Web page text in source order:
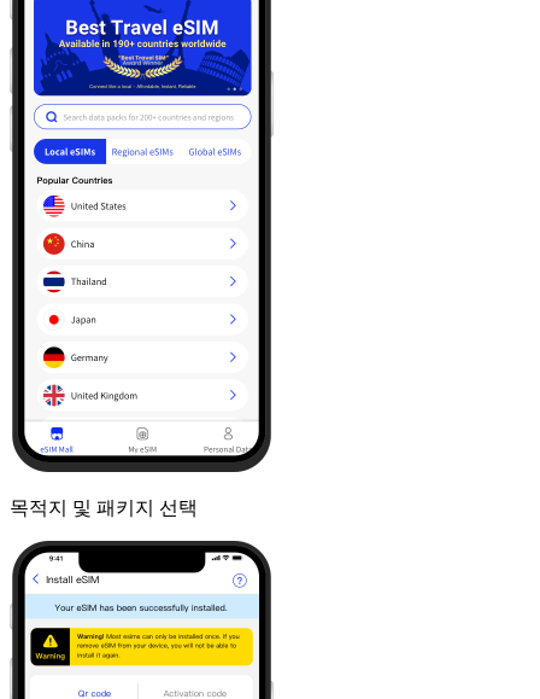
목적지 및 패키지 선택